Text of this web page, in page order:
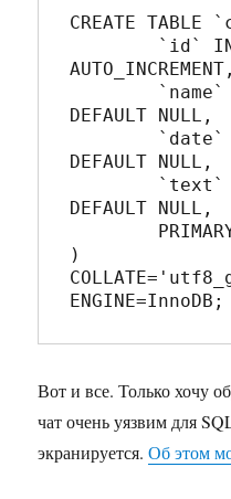
CREATE
AUTO_INCREMENT,
DEFAULT NULL,
DEFAULT NULL,
DEFAULT NULL,
)
Вот и все. Только хочу
чат очень уязвим для
экранируется.Об этом